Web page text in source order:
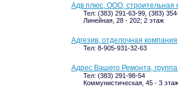
Адв плюс, ООО, строительная
Тел: (383) 291-63-99, (383)
Линейная, 28 - 202; 2 этаж
Адгезив, отделочная компания
Тел: 8-905-931-32-63
Адрес Вашего Ремонта,
Тел: (383) 291-98-54
Коммунистическая, 45 - 3 этаж